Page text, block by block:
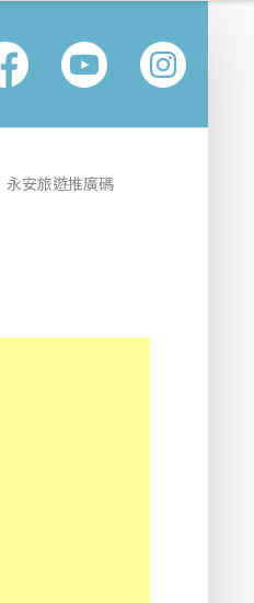
永安旅遊推廣碼